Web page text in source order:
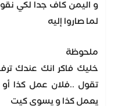
و اليمن كاف جدا لكي
لما صاروا إليه
ملحوظة
خليك فاكر انك عندك
تقول ..فلان عمل كذا
يعمل كذا و يسوي كيت